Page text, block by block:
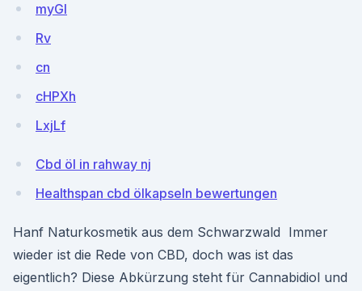
myGI
Rv
cn
cHPXh
LxjLf
Cbd öl in rahway nj
Healthspan cbd ölkapseln bewertungen
Hanf Naturkosmetik aus dem Schwarzwald Immer
wieder ist die Rede von CBD, doch was ist das
eigentlich? Diese Abkürzung steht für Cannabidiol und